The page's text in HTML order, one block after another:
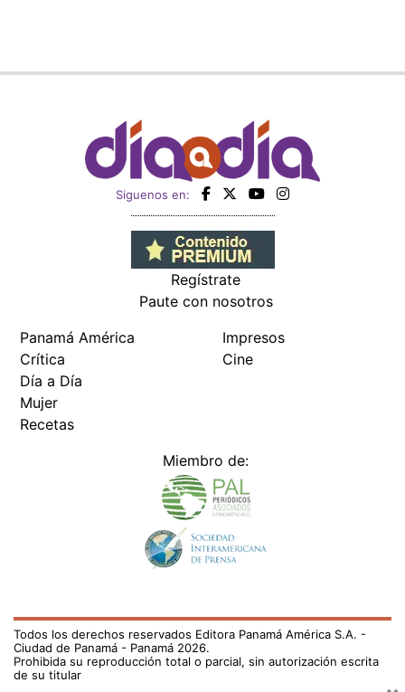
Siguenos en:
Regístrate
Paute con nosotros
Panamá América
Crítica
Día a Día
Mujer
Recetas
Impresos
Cine
Miembro de:
Todos los derechos reservados Editora Panamá América S.A. -
Ciudad de Panamá - Panamá 2026.
Prohibida su reproducción total o parcial, sin autorización escrita
de su titular